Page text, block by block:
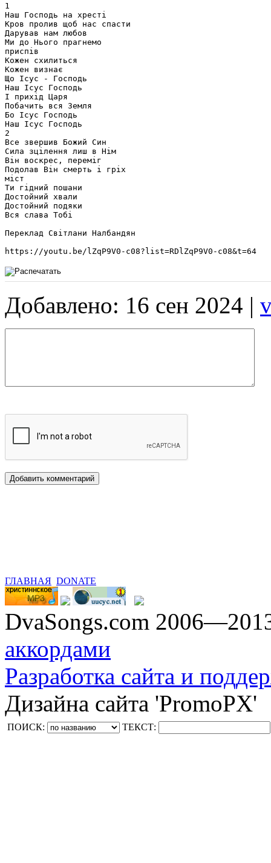
1
Наш Господь на хресті
Кров пролив щоб нас спасти
Дарував нам любов
Ми до Нього прагнемо
приспів
Кожен схилиться
Кожен визнає
Що Ісус - Господь
Наш Ісус Господь
І прихід Царя
Побачить вся Земля
Бо Ісус Господь
Наш Ісус Господь
2
Все звершив Божий Син
Сила зцілення лиш в Нім
Він воскрес, переміг
Подолав Він смерть і гріх
міст
Ти гідний пошани
Достойний хвали
Достойний подяки
Вся слава Тобі
Переклад Світлани Налбандян
https://youtu.be/lZqP9V0-c08?list=RDlZqP9V0-c08&t=64
Добавлено: 16 сен 2024 |
ГЛАВНАЯ DONATE
DvaSongs.com
аккордами
Разработка сайта и
Дизайна сайта 'PromoPX'
ПОИСК: ТЕКСТ: